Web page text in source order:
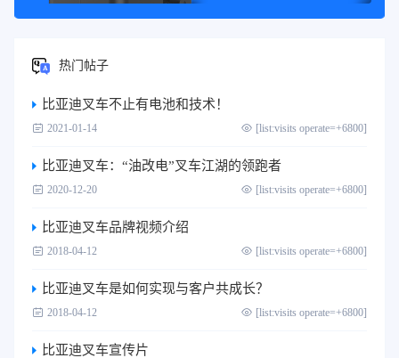
热门帖子
比亚迪叉车不止有电池和技术！
2021-01-14 [list:visits operate=+6800]
比亚迪叉车：“油改电”叉车江湖的领跑者
2020-12-20 [list:visits operate=+6800]
比亚迪叉车品牌视频介绍
2018-04-12 [list:visits operate=+6800]
比亚迪叉车是如何实现与客户共成长？
2018-04-12 [list:visits operate=+6800]
比亚迪叉车宣传片